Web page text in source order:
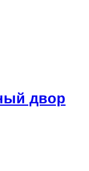
двор